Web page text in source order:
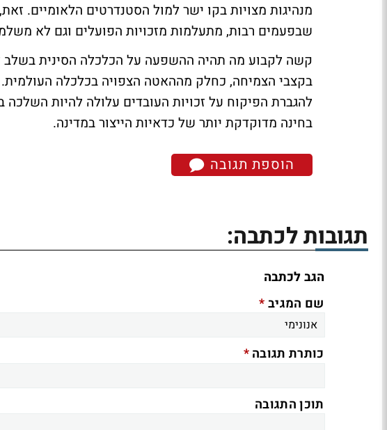
מנהיגות מצויות בקו ישר למול הסטנדרטים הלאומיים.
שבפעמים רבות, מתעלמות מזכויות הפועלים וגם לא
קשה לקבוע מה תהיה ההשפעה על הכלכלה הסינית
בקצבי הצמיחה, כחלק מההאטה הצפויה בכלכלה
להגברת הפיקוח על זכויות העובדים עלולה להיות השלכה
בחינה מדוקדקת יותר של כדאיות הייצור במדינה.
הוספת תגובה
תגובות לכתבה:
הגב לכתבה
שם המגיב*
כותרת תגובה*
תוכן התגובה